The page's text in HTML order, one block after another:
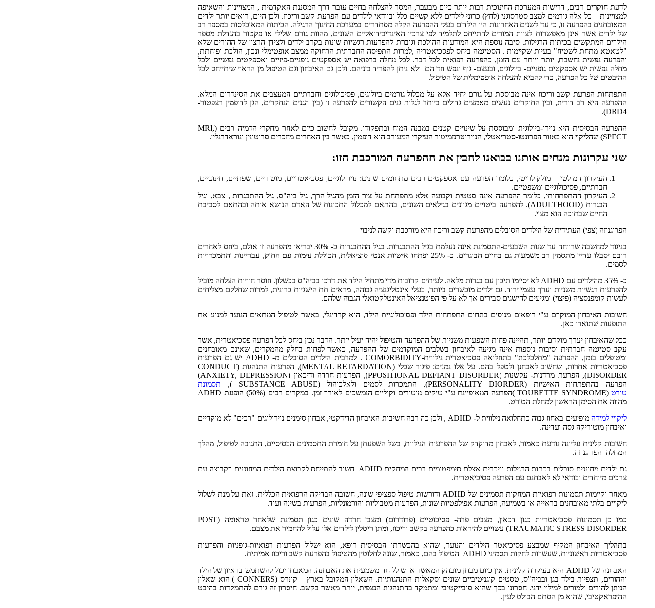
לדעת חוקרים רבים, דרישות המערכת החינוכית רבות יותר כיום מבעבר, המסר להצלחה בחיים עובר דרך המסננת האקדמית , המצויינות והשאיפה
למצויינות – כל אלה גורמים למצב סטרסוגני (לחץ) כרוני לילדים ללא קשיים כלל ובוודאי לילדים עם הפרעת קשב וריכוז. ולכן היום, רואים יותר ילדים
המאובחנים בהפרעה זו, כי עד לשנים האחרונות היו הילדים בעלי ההפרעה הקלה מסתדרים במערכת החינוך הרגילה. הכיתות המאוכלסות במספר רב
של ילדים אשר אינן מאפשרות לצוות המורים להתייחס לתלמיד לפי צרכיו האינדיבידואליים השונים, מהוות גורם שלילי או פקטור בהגדלת מספר
הילדים המתקשים בכיתות הרגילות. סיבה נוספת היא המודעות ההולכת וגוברת להפרעות רגשיות שונות בקרב ילדים ולצידן הרצון של ההורים שלא
"לטאטא מתחת לשטיח" בעיות שקיימות . הסטיגמה ביחס לפסכיאטריה ,למרות התפיסה החברתית הרחוקה ממצב אופטימלי ונכון, הולכת ופוחתת,
והפרעה נפשית נחשבת, יותר ויותר עם הזמן, כהפרעה רפואית לכל דבר. לכל מחלה ברפואה יש אספקטים גופניים-פיזיים ואספקטים נפשיים ולכל
מחלה נפשית יש אספקטים גופניים- ביולוגים, ובעצם- גוף ונפש חד הם, ולא ניתן להפריד ביניהם. ולכן גם האיבחון וגם הטיפול מן הראוי שיתייחס לכל
ההיבטים של כל הפרעה, כדי להביא להצלחה אופטימלית של הטיפול.
התפתחות הפרעת קשב וריכוז אינה מבוססת על גורם יחיד אלא על מכלול גורמים ביולוגים, פסיכולוגים וחברתיים המעצבים את הסינדרום המלא.
ההפרעה היא רב דורית, ובין החוקרים נעשים מאמצים גדולים ביותר לגלות גנים הקשורים להפרעה זו (בין הגנים הנחקרים, הגן לדופמין רצפטור-
DRD4).
ההפרעה הבסיסית היא נוירו-ביולוגית ומבוססת על שינויים קטנים במבנה המוח ובתפקודו. מקובל לחשוב כיום לאחר מחקרי הדמיה רבים (MRI,
SPECT) שהליקוי הוא באזור הפרונטו-סטריאטלי, הנוירוטרנזמיטור העיקרי המעורב הוא דופמין, כאשר בין האחרים מוזכרים סרוטונין ונוראדרנלין.
שני עקרונות מנחים אותנו בבואנו להבין את ההפרעה המורכבת הזו:
העיקרון המולטי – מולקולריטי, כלומר הפרעה עם אספקטים רבים מתחומים שונים: נוירולוגיים, פסכיאטריים, מוטוריים, שפתיים, חינוכיים,
חברתיים, פסיכולוגיים ומשפטיים.
העיקרון ההתפתחותי, כלומר ההפרעה אינה סטטית וקבועה אלא מתפתחת על ציר הזמן מהגיל הרך, גיל ביה"ס, גיל ההתבגרות , צבא, וגיל
הבגרות (ADULTHOOD). להפרעה ביטויים מגוונים בגילאים השונים, בהתאם למכלול התכונות של האדם הנושא אותה ובהתאם לסביבת
החיים שבתוכה הוא מצוי.
הפרוגנוזה (צפי) העתידית של הילדים הסובלים מהפרעת קשב וריכוז היא מורכבת וקשה לניבוי
בניגוד למחשבה שרווחה עד שנות השבעים-התסמונת אינה נעלמת בגיל ההתבגרות. בגיל ההתבגרות כ- 30% יבריאו מהפרעה זו אולם, ביחס לאחרים
רובם יסבלו עדיין מתסמין רב משמעות גם בחיים הבוגרים. כ- 25% יפתחו אישיות אנטי סוציאלית, הכוללת עימות עם החוק, עבריינות והתמכרויות
לסמים.
כ- 35% מהילדים עם ADHD לא יסיימו תיכון עם בגרות מלאה. לעיתים קרובות מדי מתחיל הילד את דרכו בביה"ס בכשלון. חוסר חוויות הצלחה מוביל
להפרעות רגשיות משניות וערך עצמי ירוד. גם ילדים מוכשרים ביותר, בעלי אינטליגנציה גבוהה, מראים תת הישגיות כרונית, למרות שחלקם מצליחים
לעשות קומפנסציה (פיצוי) ומגיעים להישגים סבירים אך לא על פי הפוטנציאל האינטלקטואלי הגבוה שלהם.
חשיבות האיבחון המוקדם ע"י רופאים מנוסים בתחום התפתחות הילד ופסיכולוגיית הילד, הוא קרדינלי, באשר לטיפול המתאים הנועד למנוע את
התופעות שתוארו כאן.
ככל שהאיבחון יערך מוקדם יותר, תהיינה פחות השפעות משניות של ההפרעה והטיפול יהיה יעיל יותר. הדבר נכון ביחס לכל הפרעה פסכיאטרית, אשר
עקב סטיגמה חברתית וסיבות נוספות אינה מגיעה לאיבחון בשלבים המוקדמים של ההפרעה, כאשר לפחות בחלק מהמקרים, שאינם מאובחנים
ומטופלים בזמן, ההפרעה "מתלכלכת" בתחלואה פסכיאטרית נילווית-COMORBIDITY . למרבית הילדים הסובלים מ- ADHD יש גם הפרעות
פסכיאטריות אחרות, שחשוב לאבחנן ולטפל בהם. על אלו נמנים: פיגור שכלי (MENTAL RETARDATION), הפרעות התנהגות (CONDUCT
DISORDER), הפרעת מרדנות- עקשנות (PPOSITIONAL DEFIANT DISORDER), הפרעות חרדה ודיכאון (ANXIETY, DEPRESSION)
הפרעה בהתפתחות האישיות (PERSONALITY DIORDER), התמכרות לסמים ולאלכוהול (SUBSTANCE ABUSE ),
תסמונת
טורט
(TOURETTE SYNDROME )הפרעה המאופיינת ע"י טיקים מוטורים וקוליים הנמשכים לאורך זמן. במקרים רבים (50%) הופעת ADHD
מהווה את הסימן הראשון למחלת הטורט.
ליקויי למידה
מופיעים באחוז גבוה כתחלואה נילווית ל- ADHD , ולכן כה רבה חשיבות האיבחון הדידקטי, אבחון סימנים נוירולוגים "רכים" לא מוקדיים
ואיבחון מוטוריקה גסה ועדינה.
חשיבות קלינית עליונה נודעת כאמור, לאבחון מדוקדק של ההפרעות הנילוות, בשל השפעתן על חומרת התסמינים הבסיסיים, התגובה לטיפול, מהלך
המחלה והפרוגנוזה.
גם ילדים מחוננים סובלים בכתות הרגילות וניכרים אצלם סימפטומים רבים המחקים ADHD. חשוב להתייחס לקבוצת הילדים המחוננים כקבוצה עם
צרכים מיוחדים ובודאי לא לאבחנם עם הפרעה פסיכיאטרית.
מאחר וקיימות תסמונות רפואיות המחקות תסמינים של ADHD
ודורשות טיפול ספציפי שונה, חשובה הבדיקה הרפואית הכללית. זאת על מנת לשלול
ליקויים בלתי מאובחנים בראייה או בשמיעה, הפרעות אפילפטיות שונות, הפרעות מטבוליות והורמונליות, הפרעות בשינה ועוד.
כמו כן תסמונות פסכיאטריות כגון דכאון, מצבים פרה- פסיכוטיים (פרודרום) ומצבי חרדה שונים כגון תסמונת שלאחר טראומה (POST
TRAUMATIC STRESS DISORDER) עשויים להיראות כהפרעה בקשב וריכוז, ומתן ריטלין לילדים אלו עלול להחמיר את מצבם.
בתהליך האיבחון המקיף שמבצע פסיכיאטר הילדים והנוער, שהוא בהכשרתו הבסיסית רופא, הוא ישלול הפרעות רפואיות-גופניות והפרעות
פסכיאטריות ראשוניות, שעשויות לחקות תסמיני ADHD. הטיפול בהם, כאמור, שונה לחלוטין מהטיפול בהפרעת קשב וריכוז אמיתית.
האבחנה של ADHD היא בעיקרה קלינית
. אין כיום מבחן מובהק המאשר או שולל חד משמעית את האבחנה. המאבחן יכול להשתמש בראיון של הילד
וההורים, תצפיות בילד בגן ובביה"ס, טסטים קוגניטיביים שונים וסקאלות התנהגותיות. השאלון המקובל בארץ – קונרס (CONNERS ) הוא שאלון
הניתן להורים ולמורים למילוי ידני. חסרונו בכך שהוא סובייקטיבי ומתמקד בהתנהגות הנצפית, יותר מאשר בקשב. חיסרון זה גורם להתמקדות בהיבט
ההיפראקטיבי, שהוא מן הסתם הבולט לעין.